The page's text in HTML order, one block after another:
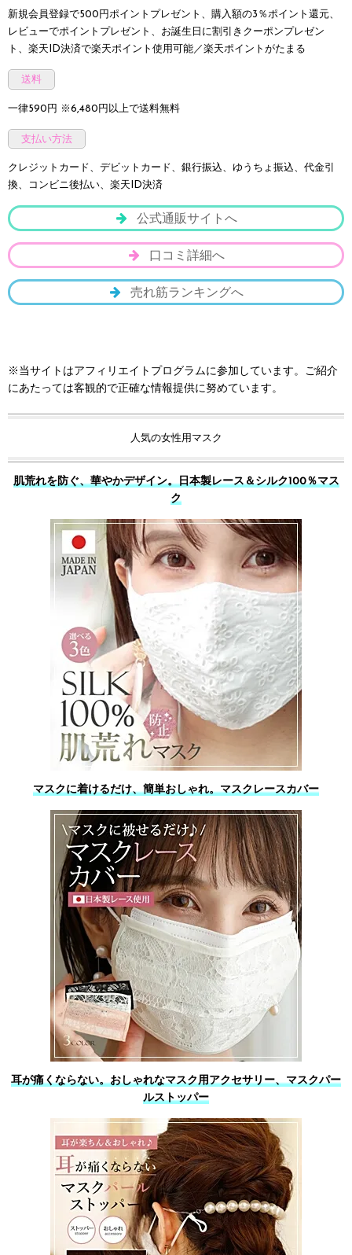
新規会員登録で500円ポイントプレゼント、購入額の3％ポイント還元、
レビューでポイントプレゼント、お誕生日に割引きクーポンプレゼン
ト、楽天ID決済で楽天ポイント使用可能／楽天ポイントがたまる
送料
一律590円 ※6,480円以上で送料無料
支払い方法
クレジットカード、デビットカード、銀行振込、ゆうちょ振込、代金引
換、コンビニ後払い、楽天ID決済
公式通販サイトへ
口コミ詳細へ
売れ筋ランキングへ
※当サイトはアフィリエイトプログラムに参加しています。ご紹介
にあたっては客観的で正確な情報提供に努めています。
人気の女性用マスク
肌荒れを防ぐ、華やかデザイン。日本製レース＆シルク100％マス
ク
マスクに着けるだけ、簡単おしゃれ。マスクレースカバー
耳が痛くならない。おしゃれなマスク用アクセサリー、マスクパー
ルストッパー